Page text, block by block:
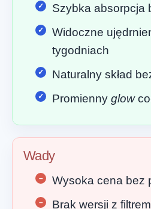
Szybka absorpcja
Widoczne
tygodniach
Naturalny skład
Promienny glow
Wady
Wysoka cena bez
Brak wersji z